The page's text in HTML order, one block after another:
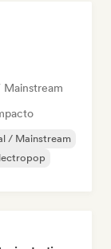
/ Mainstream